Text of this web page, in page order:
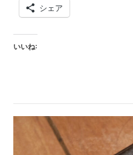
シェア
いいね: